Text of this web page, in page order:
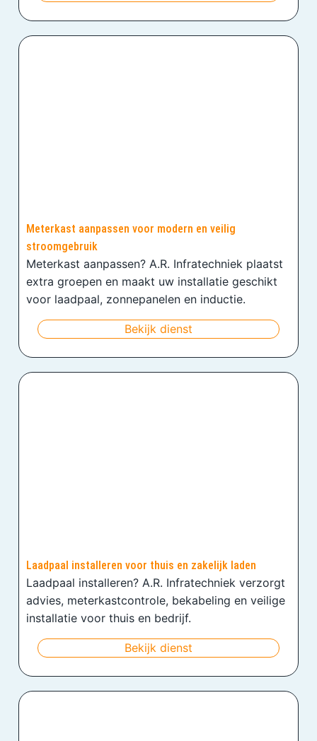
Meterkast aanpassen voor modern en veilig
stroomgebruik
Meterkast aanpassen? A.R. Infratechniek plaatst
extra groepen en maakt uw installatie geschikt
voor laadpaal, zonnepanelen en inductie.
Bekijk dienst
Laadpaal installeren voor thuis en zakelijk laden
Laadpaal installeren? A.R. Infratechniek verzorgt
advies, meterkastcontrole, bekabeling en veilige
installatie voor thuis en bedrijf.
Bekijk dienst